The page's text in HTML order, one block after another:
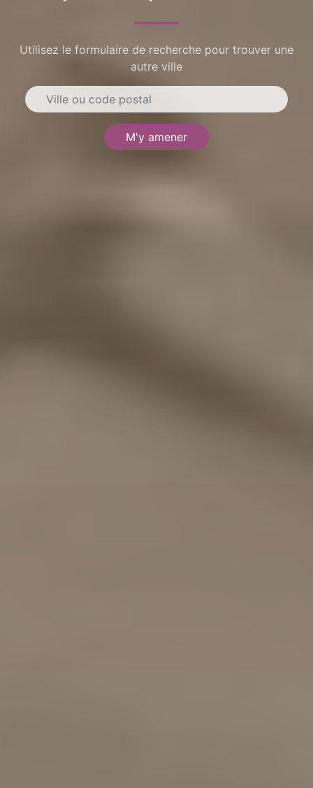
Utilisez le formulaire de recherche pour trouver une
autre ville
M'y amener